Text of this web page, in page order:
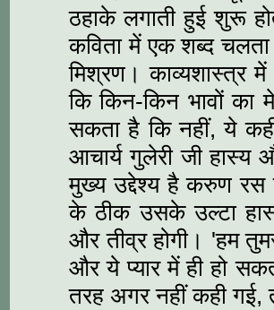
ठहाके लगाती हुई शुरू
कविता में एक शब्‍द चलता
मिश्रण। काव्‍यशास्‍त्र
कि किन-किन भावों
सकता है कि नहीं, ये
आचार्य गुलेरी जी
मुख्‍य उद्देश्‍य है करुण
के ठीक उसके उल्‍टा
और तीव्र होगी। 'हम
और ये प्‍यार में ही हो
तरह अगर नहीं कही गई,